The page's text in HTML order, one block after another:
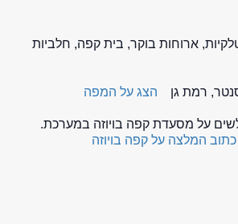
הצג על המפה
על מסעדת קפה בויוזה במערכת.
כתוב המלצה על קפה בויוזה